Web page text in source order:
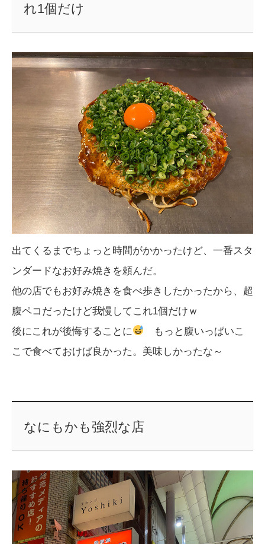
れ1個だけ
出てくるまでちょっと時間がかかったけど、一番スタ
ンダードなお好み焼きを頼んだ。
他の店でもお好み焼きを食べ歩きしたかったから、超
腹ペコだったけど我慢してこれ1個だけｗ
後にこれが後悔することに
もっと腹いっぱいこ
こで食べておけば良かった。美味しかったな～
なにもかも強烈な店